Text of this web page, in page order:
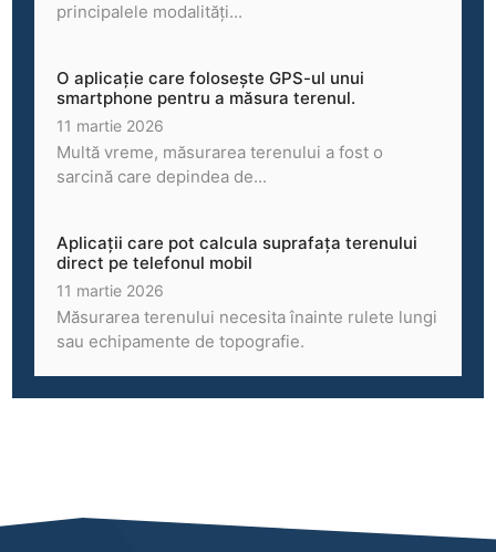
principalele modalități...
O aplicație care folosește GPS-ul unui
smartphone pentru a măsura terenul.
11 martie 2026
Multă vreme, măsurarea terenului a fost o
sarcină care depindea de...
Aplicații care pot calcula suprafața terenului
direct pe telefonul mobil
11 martie 2026
Măsurarea terenului necesita înainte rulete lungi
sau echipamente de topografie.